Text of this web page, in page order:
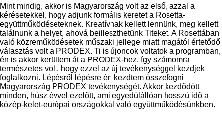
Mint mindig, akkor is Magyarország volt az első, azzal a
kérésetekkel, hogy adjunk formális keretet a Rosetta-
együttműködéseteknek. Kreatívnak kellett lennünk, meg kellett
találnunk a helyet, ahová beilleszthetünk Titeket. A Rosettában
való közreműködésetek műszaki jellege miatt magától értetődő
választás volt a PRODEX. Ti is újoncok voltatok a programban,
én is akkor kerültem át a PRODEX-hez, így számomra
természetes volt, hogy ezzel az új tevékenységgel kezdjek
foglalkozni. Lépésről lépésre én kezdtem összefogni
Magyarország PRODEX tevékenységét. Akkor kezdődött
minden, húsz évvel ezelőtt, ami egyedülállóan hosszú idő a
közép-kelet-európai országokkal való együttműködésünkben.